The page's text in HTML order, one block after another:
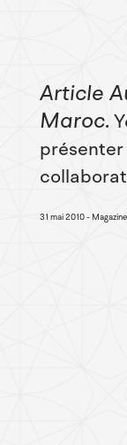
Article
Maroc
31 mai 2010